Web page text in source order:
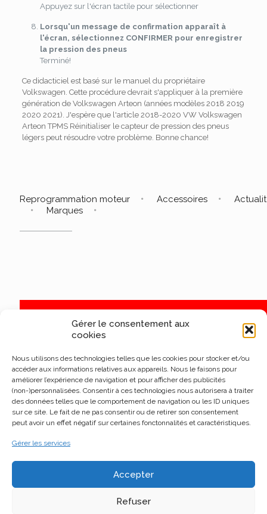
Gérer le consentement aux
cookies
Nous utilisons des technologies telles que les cookies pour stocker et/ou
accéder aux informations relatives aux appareils. Nous le faisons pour
améliorer l’expérience de navigation et pour afficher des publicités
(non-)personnalisées. Consentir à ces technologies nous autorisera à traiter
des données telles que le comportement de navigation ou les ID uniques
sur ce site. Le fait de ne pas consentir ou de retirer son consentement
peut avoir un effet négatif sur certaines fonctonnalités et caractéristiques.
Gérer les services
Accepter
Refuser
Appuyez sur l'écran tactile pour sélectionner
Lorsqu'un message de confirmation apparaît à
l'écran, sélectionnez CONFIRMER pour enregistrer
la pression des pneus
Terminé!
Ce didacticiel est basé sur le manuel du propriétaire
Volkswagen. Cette procédure devrait s'appliquer à la première
génération de Volkswagen Arteon (années modèles 2018 2019
2020 2021). J'espère que l'article 2018-2020 VW Volkswagen
Arteon TPMS Réinitialiser le capteur de pression des pneus
légers peut résoudre votre problème. Bonne chance!
Reprogrammation moteur Accessoires
Marques